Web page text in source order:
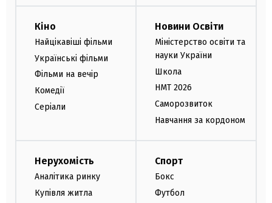
Кіно
Найцікавіші фільми
Українські фільми
Фільми на вечір
Комедії
Серіали
Новини Освіти
Міністерство освіти та
науки України
Школа
НМТ 2026
Саморозвиток
Навчання за кордоном
Нерухомість
Аналітика ринку
Купівля житла
Спорт
Бокс
Футбол